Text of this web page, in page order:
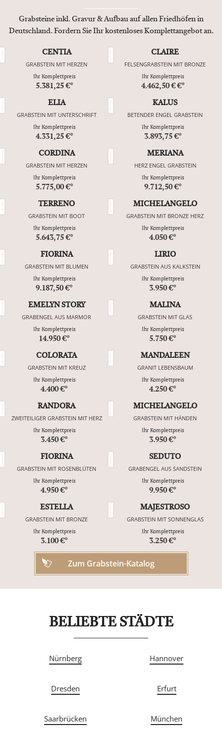
Grabsteine inkl. Gravur & Aufbau auf allen Friedhöfen in
Deutschland. Fordern Sie Ihr kostenloses Komplettangebot an.
CENTIA
GRABSTEIN MIT HERZEN
Ihr Komplettpreis
5.381,25 €*
CLAIRE
FELSENGRABSTEIN MIT BRONZE
Ihr Komplettpreis
4.462,50 € €*
ELIA
GRABSTEIN MIT UNTERSCHRIFT
Ihr Komplettpreis
4.331,25 €*
KALUS
BETENDER ENGEL GRABSTEIN
Ihr Komplettpreis
3.893,75 €*
CORDINA
GRABSTEIN MIT HERZEN
Ihr Komplettpreis
5.775,00 €*
MERIANA
HERZ ENGEL GRABSTEIN
Ihr Komplettpreis
9.712,50 €*
TERRENO
GRABSTEIN MIT BOOT
Ihr Komplettpreis
5.643,75 €*
MICHELANGELO
GRABSTEIN MIT BRONZE HERZ
Ihr Komplettpreis
4.050 €*
FIORINA
GRABSTEIN MIT BLUMEN
Ihr Komplettpreis
9.187,50 €*
LIRIO
GRABSTEIN AUS KALKSTEIN
Ihr Komplettpreis
3.950 €*
EMELYN STORY
GRABENGEL AUS MARMOR
Ihr Komplettpreis
14.950 €*
MALINA
GRABSTEIN MIT GLAS
Ihr Komplettpreis
5.750 €*
COLORATA
GRABSTEIN MIT KREUZ
Ihr Komplettpreis
4.400 €*
MANDALEEN
GRANIT LEBENSBAUM
Ihr Komplettpreis
4.250 €*
RANDORA
ZWEITEILIGER GRABSTEIN MIT HERZ
Ihr Komplettpreis
3.450 €*
MICHELANGELO
GRABSTEIN MIT HÄNDEN
Ihr Komplettpreis
3.950 €*
FIORINA
GRABSTEIN MIT ROSENBLÜTEN
Ihr Komplettpreis
4.950 €*
SEDUTO
GRABENGEL AUS SANDSTEIN
Ihr Komplettpreis
9.950 €*
ESTELLA
GRABSTEIN MIT BRONZE
Ihr Komplettpreis
3.100 €*
MAJESTROSO
GRABSTEIN MIT SONNENGLAS
Ihr Komplettpreis
3.250 €*
Zum Grabstein-Katalog
BELIEBTE STÄDTE
Nürnberg Hannover
Dresden Erfurt
Saarbrücken München